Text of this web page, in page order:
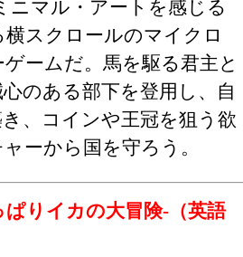
ニマル・アートを感じる
スクロールのマイクロ
ームだ。馬を駆る君主と
のある部下を登用し、自
、コインや王冠を狙う欲
ーから国を守ろう。
ぱりイカの大冒険-（英語